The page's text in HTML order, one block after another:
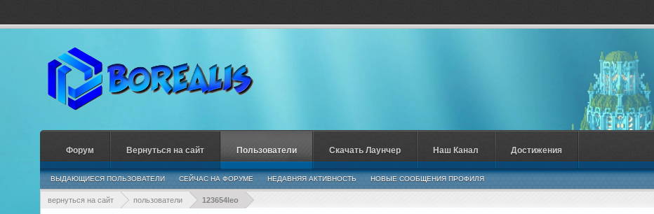
вернуться на сайт пользователи 123654leo
Форум Вернуться на сайт Пользователи
ВЫДАЮЩИЕСЯ ПОЛЬЗОВАТЕЛИ СЕЙЧАС НА ФОРУМЕ НЕДАВНЯЯ АКТИВНОСТЬ НОВЫЕ СООБЩЕНИЯ ПРОФИЛЯ
Скачать Лаунчер Наш Канал Достижения